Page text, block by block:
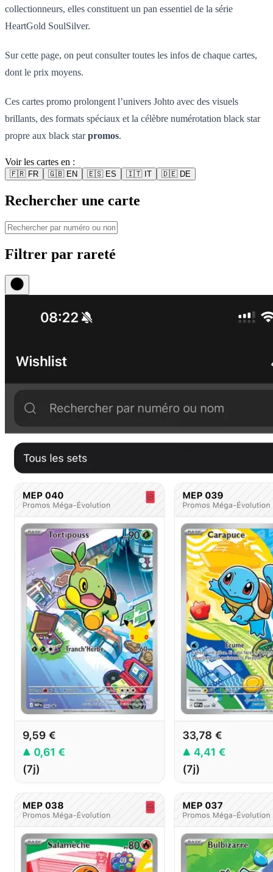
collectionneurs, elles constituent un pan essentiel de la série
HeartGold SoulSilver.
Sur cette page, on peut consulter toutes les infos de chaque cartes,
dont le prix moyens.
Ces cartes promo prolongent l’univers Johto avec des visuels
brillants, des formats spéciaux et la célèbre numérotation black star
propre aux black starpromos.
Voir les cartes en :
🇫🇷FR 🇬🇧EN 🇪🇸ES 🇮🇹IT 🇩🇪DE
Rechercher une carte
Filtrer par rareté